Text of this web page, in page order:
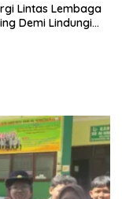
Lintas Lembaga
Demi Lindungi